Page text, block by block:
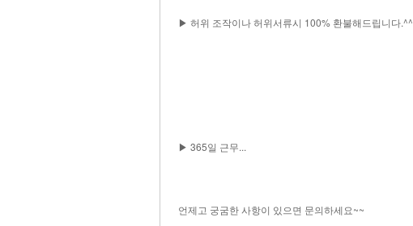
▶ 허위 조작이나 허위서류시 100% 환불해드립니다.^^
▶ 365일 근무...
언제고 궁굼한 사항이 있으면 문의하세요~~